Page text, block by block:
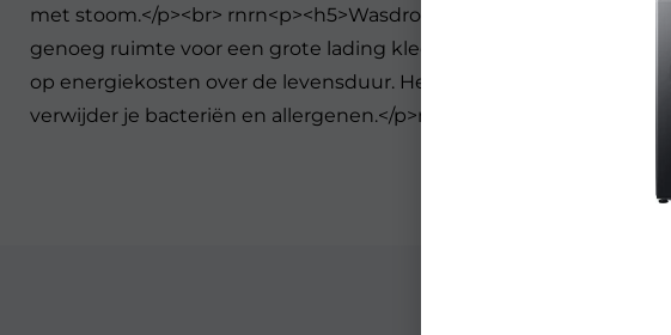
met stoom.</p><br> rnrn<p><h5>Wasdroger</h5>rnNa het
genoeg ruimte voor een grote lading kleding of beddengoed.
op energiekosten over de levensduur. Heb je last van allergieën?
verwijder je bacteriën en allergenen.</p>rn